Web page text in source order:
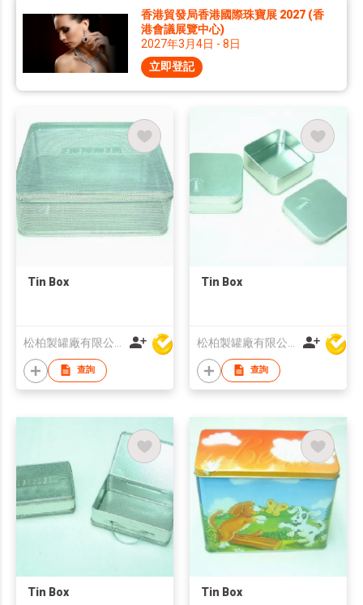
香港貿發局香港國際珠寶展 2027 (香
港會議展覽中心)
2027年3月4日 - 8日
立即登記
Tin Box
查詢
Tin Box
查詢
Tin Box Tin Box